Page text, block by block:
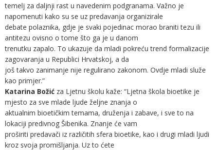
temelj za daljnji rast u navedenim podgranama. Važno je
napomenuti kako su se uz predavanja organizirale
debate polaznika, gdje je svaki pojedinac morao braniti tezu ili
antitezu ovisno o tome što ga je u danom
trenutku zapalo. To ukazuje da mladi pokreću trend formalizacije
zagovaranja u Republici Hrvatskoj, a da
još takvo zanimanje nije regulirano zakonom. Ovdje mladi služe
kao primjer.”
Katarina Božić za Ljetnu školu kaže: “Ljetna škola bioetike je
mjesto za sve mlade ljude željne znanja o
aktualnim bioetičkim temama, druženja i zabave, i sve to na
lokaciji predivnog Šibenika. Znanje će vam
proširiti predavači iz različitih sfera bioetike, kao i drugi mladi ljudi
kroz svoja promišljanja. Uz to ćete